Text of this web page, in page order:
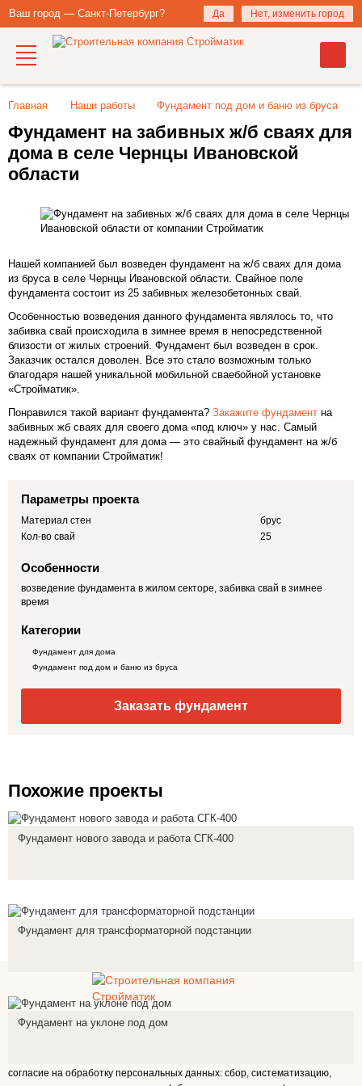
Ваш город — Санкт-Петербург? Да Нет, изменить город
Главная Наши работы Фундамент под дом и баню из бруса
Фундамент на забивных ж/б сваях для
дома в селе Чернцы Ивановской
области
Нашей компанией был возведен фундамент на ж/б сваях для дома
из бруса в селе Чернцы Ивановской области. Свайное поле
фундамента состоит из 25 забивных железобетонных свай.
Особенностью возведения данного фундамента являлось то, что
забивка свай происходила в зимнее время в непосредственной
близости от жилых строений. Фундамент был возведен в срок.
Заказчик остался доволен. Все это стало возможным только
благодаря нашей уникальной мобильной сваебойной установке
«Стройматик».
Понравился такой вариант фундамента? Закажите фундамент на
забивных жб сваях для своего дома «под ключ» у нас. Самый
надежный фундамент для дома — это свайный фундамент на ж/б
сваях от компании Стройматик!
Параметры проекта
Материал стен
брус
Кол-во свай
25
Особенности
возведение фундамента в жилом секторе, забивка свай в зимнее
время
Категории
Фундамент для дома
Фундамент под дом и баню из бруса
Заказать фундамент
Похожие проекты
Фундамент нового завода и работа СГК-400
Фундамент для трансформаторной подстанции
Фундамент на уклоне под дом
Согласие на обработку персональных данных.
согласие на обработку персональных данных: сбор, систематизацию,